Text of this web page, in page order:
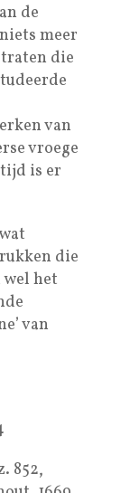
de
meer
die
van
vroege
is er
die
het
van
852,